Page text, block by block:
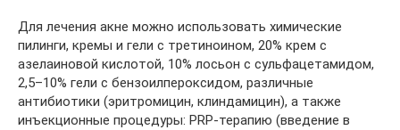
Для лечения акне можно использовать химические
пилинги, кремы и гели с третиноином, 20% крем с
азелаиновой кислотой, 10% лосьон с сульфацетамидом,
2,5–10% гели с бензоилпероксидом, различные
антибиотики (эритромицин, клиндамицин), а также
инъекционные процедуры: PRP-терапию (введение в